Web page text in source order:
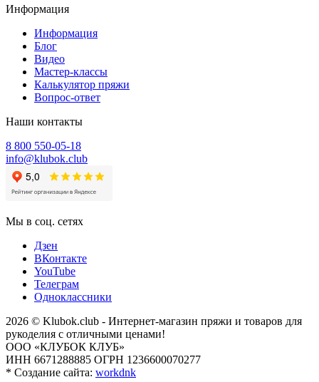
Информация
Информация
Блог
Видео
Мастер-классы
Калькулятор пряжи
Вопрос-ответ
Наши контакты
8 800 550-05-18
info@klubok.club
Мы в соц. сетях
Дзен
ВКонтакте
YouTube
Телеграм
Одноклассники
2026 © Klubok.club - Интернет-магазин пряжи и товаров для
рукоделия с отличными ценами!
ООО «КЛУБОК КЛУБ»
ИНН 6671288885 ОГРН 1236600070277
* Создание сайта: workdnk